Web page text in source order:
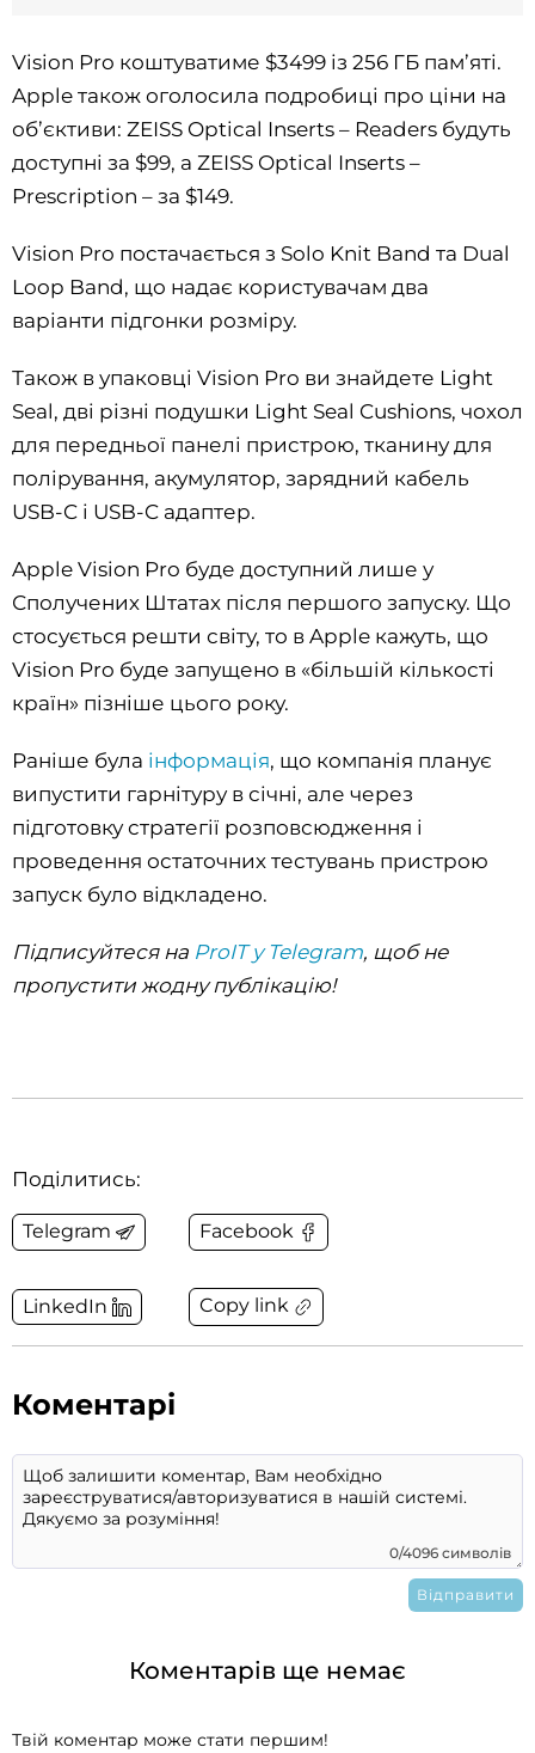
Vision Pro коштуватиме $3499 із 256 ГБ пам’яті.
Apple також оголосила подробиці про ціни на
об’єктиви: ZEISS Optical Inserts – Readers будуть
доступні за $99, а ZEISS Optical Inserts –
Prescription – за $149.
Vision Pro постачається з Solo Knit Band та Dual
Loop Band, що надає користувачам два
варіанти підгонки розміру.
Також в упаковці Vision Pro ви знайдете Light
Seal, дві різні подушки Light Seal Cushions, чохол
для передньої панелі пристрою, тканину для
полірування, акумулятор, зарядний кабель
USB-C і USB-C адаптер.
Apple Vision Pro буде доступний лише у
Сполучених Штатах після першого запуску. Що
стосується решти світу, то в Apple кажуть, що
Vision Pro буде запущено в «більшій кількості
країн» пізніше цього року.
Раніше була інформація, що компанія планує
випустити гарнітуру в січні, але через
підготовку стратегії розповсюдження і
проведення остаточних тестувань пристрою
запуск було відкладено.
Підписуйтеся на ProIT у Telegram, щоб не
пропустити жодну публікацію!
Поділитись:
Telegram Facebook
LinkedIn Copy link
Коментарі
0/4096 символів
Коментарів ще немає
Твій коментар може стати першим!